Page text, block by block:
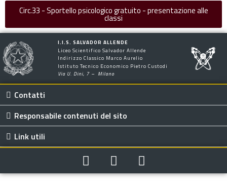
Circ.33 - Sportello psicologico gratuito - presentazione alle
classi
I.I.S. SALVADOR ALLENDE
Liceo Scientifico Salvador Allende
Indirizzo Classico Marco Aurelio
Istituto Tecnico Economico Pietro Custodi
Via U. Dini, 7 – Milano
Contatti
Responsabile contenuti del sito
Link utili